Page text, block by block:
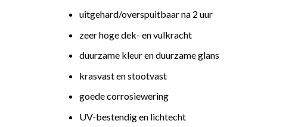
uitgehard/overspuitbaar na 2 uur
zeer hoge dek- en vulkracht
duurzame kleur en duurzame glans
krasvast en stootvast
goede corrosiewering
UV-bestendig en lichtecht